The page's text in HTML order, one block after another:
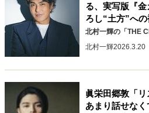
ライフスタイル・生き方
50代のリアル
熱狂できるもの
一生モノの愛
私を彩るエッセンス
60代のネ
る、実写版『
ろし“土方”へ
北村一輝の「THE
北村一輝2026.3.20
眞栄田郷敦「リ
あまり話せな